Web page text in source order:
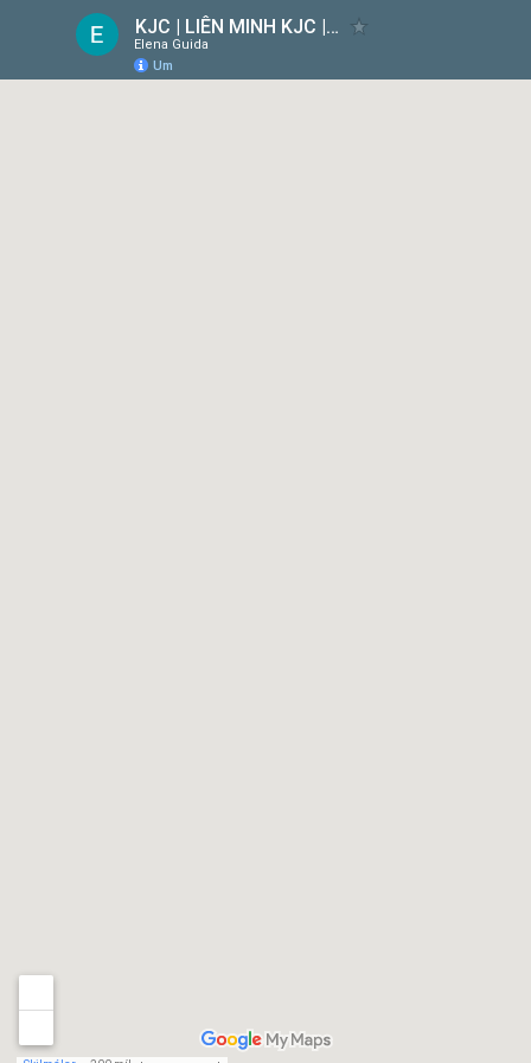
KJC | LIÊN MINH KJC | MỖI BƯỚC ĐI - MỖI Ý TƯỞNG
Elena Guida
Um